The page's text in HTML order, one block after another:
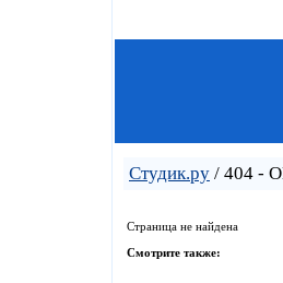
Студик.ру / 404 -
Страница не найдена
Смотрите также: